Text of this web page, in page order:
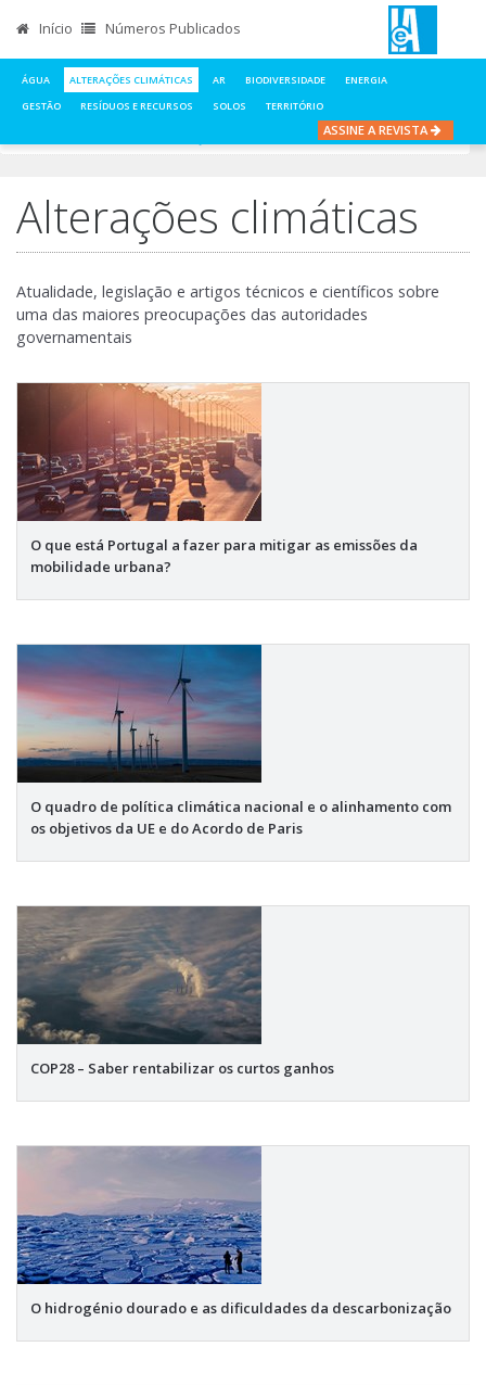
Início Números Publicados
ÁGUA ALTERAÇÕES CLIMÁTICAS AR BIODIVERSIDADE
ENERGIA
GESTÃO
RESÍDUOS E RECURSOS SOLOS TERRITÓRIO
ASSINE A REVISTA
Alterações climáticas
Atualidade, legislação e artigos técnicos e científicos sobre
uma das maiores preocupações das autoridades
governamentais
O que está Portugal a fazer para mitigar as emissões da
mobilidade urbana?
O quadro de política climática nacional e o alinhamento com
os objetivos da UE e do Acordo de Paris
COP28 – Saber rentabilizar os curtos ganhos
O hidrogénio dourado e as dificuldades da descarbonização